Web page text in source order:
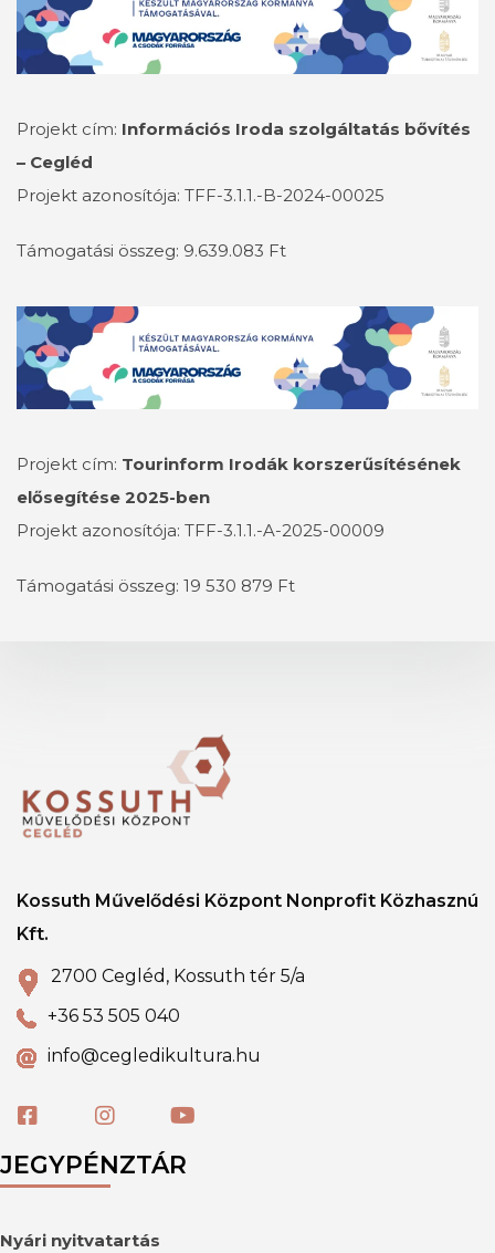
Projekt cím: Információs Iroda szolgáltatás bővítés
– Cegléd
Projekt azonosítója: TFF-3.1.1.-B-2024-00025
Támogatási összeg: 9.639.083 Ft
Projekt cím: Tourinform Irodák korszerűsítésének
elősegítése 2025-ben
Projekt azonosítója: TFF-3.1.1.-A-2025-00009
Támogatási összeg: 19 530 879 Ft
Kossuth Művelődési Központ Nonprofit Közhasznú
Kft.
2700 Cegléd, Kossuth tér 5/a
+36 53 505 040
info@cegledikultura.hu
JEGYPÉNZTÁR
Nyári nyitvatartás